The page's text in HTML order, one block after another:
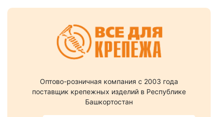
Оптово-розничная компания c 2003 года
поставщик крепежных изделий в Республике
Башкортостан